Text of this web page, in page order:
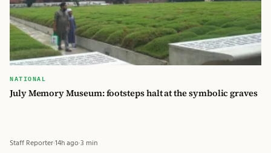
NATIONAL
July Memory Museum: footsteps halt at the symbolic graves
Staff Reporter·14h ago·3 min